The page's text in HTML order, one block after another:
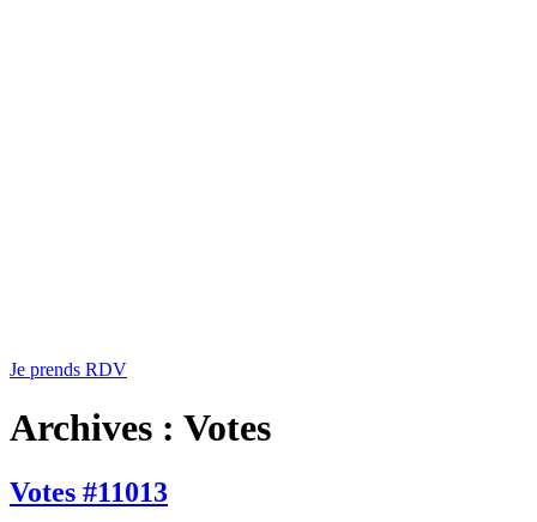
Je prends RDV
Archives : Votes
Votes #11013